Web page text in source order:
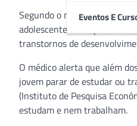
Eventos E
Segundo o médico
adolescente são hipertensão
transtornos de
O médico alerta que além
jovem parar de estudar ou
(Instituto de Pesquisa
estudam e nem trabalham.